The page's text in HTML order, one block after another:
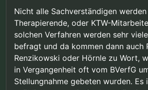
Nicht alle Sachverständigen werden
Therapierende, oder KTW-
solchen Verfahren werden sehr
befragt und da kommen dann auch
Renzikowski oder Hörnle zu Wort,
in Vergangenheit oft vom BVerfG
Stellungnahme gebeten wurden. Es